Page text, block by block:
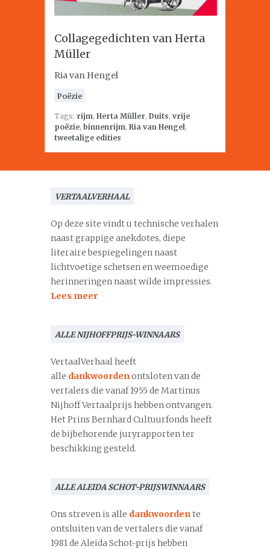
Collagegedichten van Herta
Müller
Ria van Hengel
Poëzie
Tags: rijm, Herta Müller, Duits, vrije
poëzie, binnenrijm, Ria van Hengel,
tweetalige edities
VERTAALVERHAAL
Op deze site vindt u technische verhalen
naast grappige anekdotes, diepe
literaire bespiegelingen naast
lichtvoetige schetsen en weemoedige
herinneringen naast wilde impressies.
Lees meer
ALLE NIJHOFFPRIJS-WINNAARS
VertaalVerhaal heeft
alle dankwoordenontsloten van de
vertalers die vanaf 1955 de Martinus
Nijhoff Vertaalprijs hebben ontvangen.
Het Prins Bernhard Cultuurfonds heeft
de bijbehorende juryrapporten ter
beschikking gesteld.
ALLE ALEIDA SCHOT-PRIJSWINNAARS
Ons streven is alle dankwoordente
ontsluiten van de vertalers die vanaf
1981 de Aleida Schot-prijs hebben